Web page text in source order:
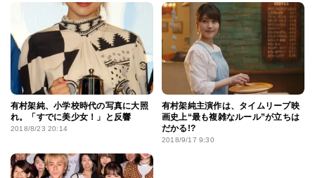
有村架純、小学校時代の写真に大照
れ。「すでに美少女！」と反響
2018/8/23 20:14
有村架純主演作は、タイムリープ映
画史上“最も複雑なルール”が立ちは
だかる!?
2018/9/17 9:30